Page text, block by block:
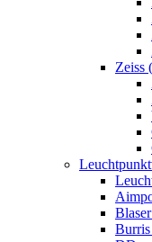
Zeiss